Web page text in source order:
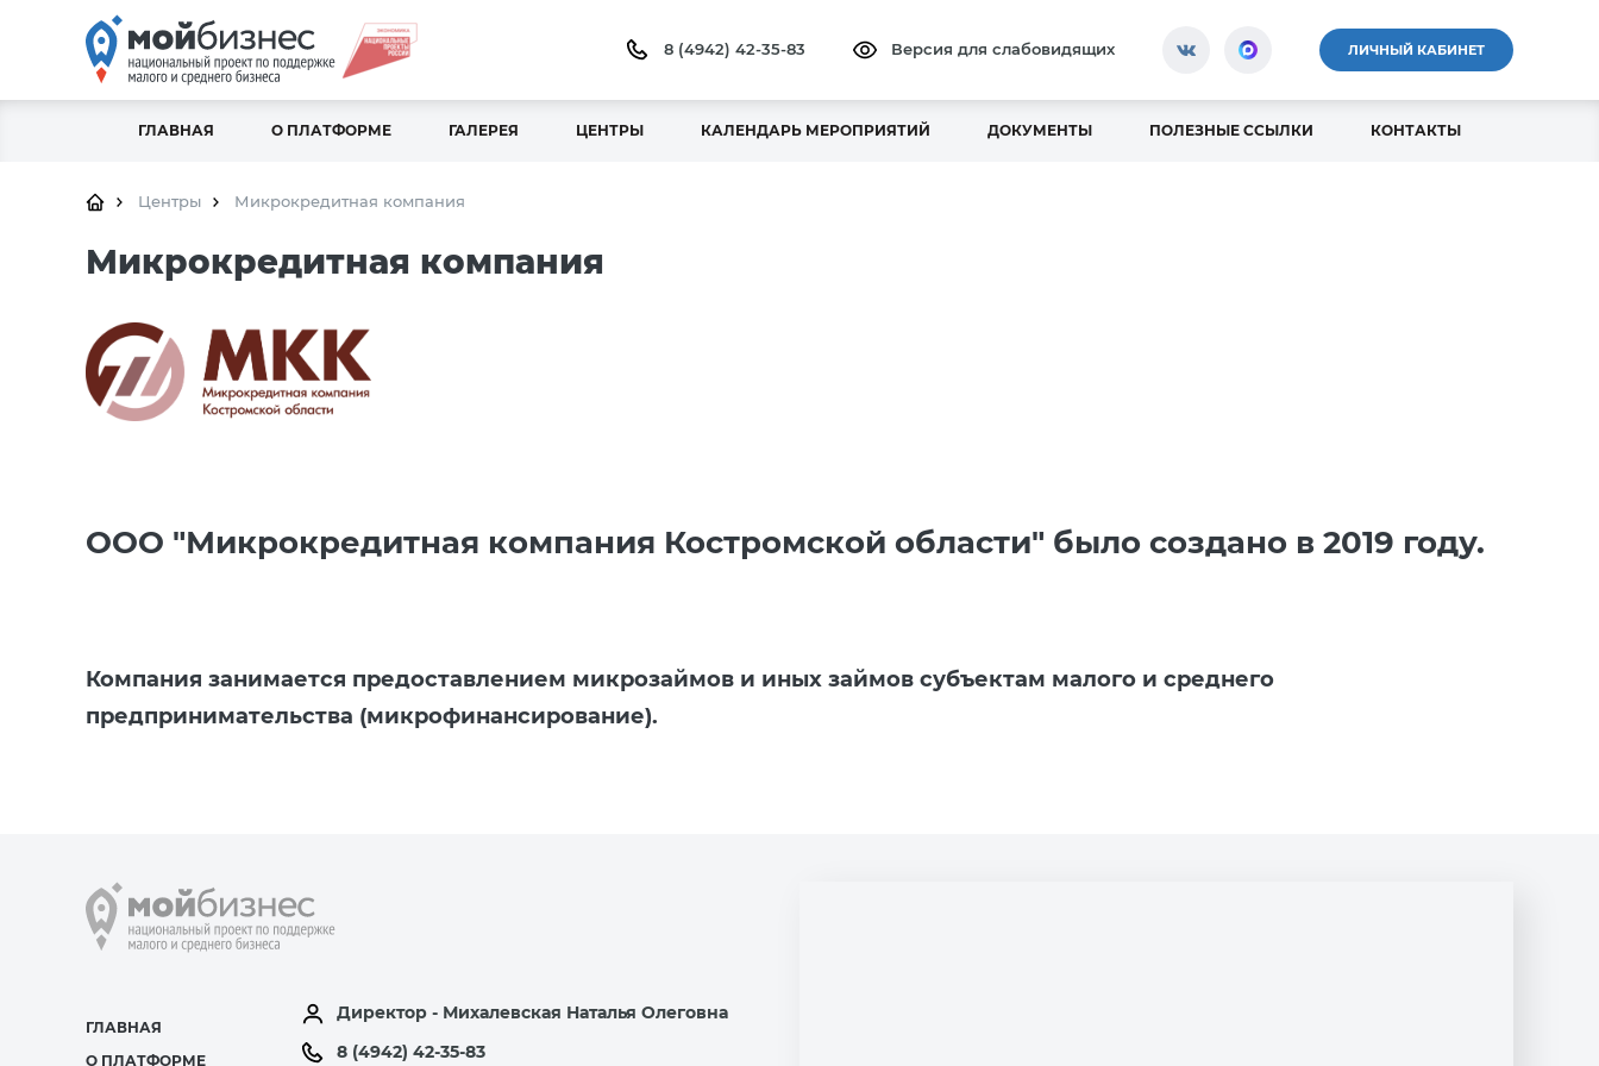
8 (4942) 42-35-83 Версия для слабовидящих ЛИЧНЫЙ КАБИНЕТ
ГЛАВНАЯ О ПЛАТФОРМЕ ГАЛЕРЕЯ ЦЕНТРЫ КАЛЕНДАРЬ МЕРОПРИЯТИЙ ДОКУМЕНТЫ ПОЛЕЗНЫЕ ССЫЛКИ КОНТАКТЫ
Центры Микрокредитная компания
Микрокредитная компания
ООО "Микрокредитная компания Костромской области" было создано в 2019 году.
Компания занимается предоставлением микрозаймов и иных займов субъектам малого и среднего
предпринимательства (микрофинансирование).
ГЛАВНАЯ
О ПЛАТФОРМЕ
Директор - Михалевская Наталья Олеговна
8 (4942) 42-35-83